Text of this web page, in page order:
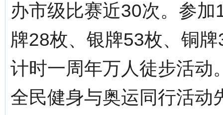
办市级比赛近30次。参
牌28枚、银牌53枚、铜
计时一周年万人徒步活动
全民健身与奥运同行活动